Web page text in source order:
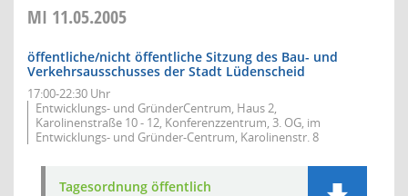
MI 11.05.2005
öffentliche/nicht öffentliche Sitzung des Bau- und
Verkehrsausschusses der Stadt Lüdenscheid
17:00-22:30 Uhr
Entwicklungs- und GründerCentrum, Haus 2,
Karolinenstraße 10 - 12, Konferenzzentrum, 3. OG, im
Entwicklungs- und Gründer-Centrum, Karolinenstr. 8
Tagesordnung öffentlich